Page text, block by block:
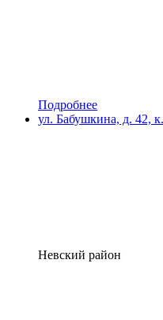
Подробнее
ул. Бабушкина, д. 42,
Невский район